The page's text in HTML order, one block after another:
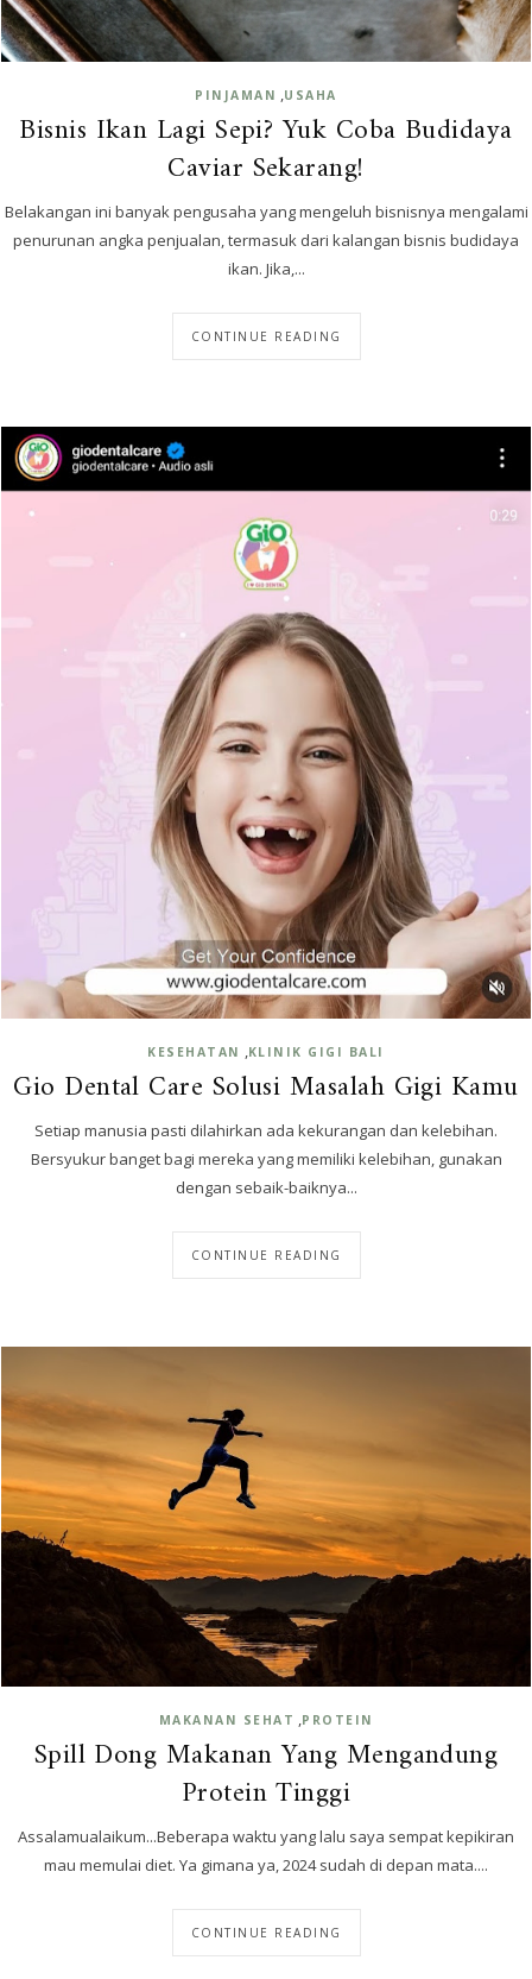
PINJAMAN ,USAHA
Bisnis Ikan Lagi Sepi? Yuk Coba Budidaya
Caviar Sekarang!
Belakangan ini banyak pengusaha yang mengeluh bisnisnya mengalami
penurunan angka penjualan, termasuk dari kalangan bisnis budidaya
ikan. Jika,...
CONTINUE READING
KESEHATAN ,KLINIK GIGI BALI
Gio Dental Care Solusi Masalah Gigi Kamu
Setiap manusia pasti dilahirkan ada kekurangan dan kelebihan.
Bersyukur banget bagi mereka yang memiliki kelebihan, gunakan
dengan sebaik-baiknya...
CONTINUE READING
MAKANAN SEHAT ,PROTEIN
Spill Dong Makanan Yang Mengandung
Protein Tinggi
Assalamualaikum...Beberapa waktu yang lalu saya sempat kepikiran
mau memulai diet. Ya gimana ya, 2024 sudah di depan mata....
CONTINUE READING